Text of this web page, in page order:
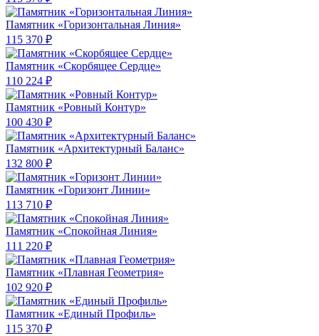
Памятник «Горизонтальная Линия»
115 370 ₽
Памятник «Скорбящее Сердце»
110 224 ₽
Памятник «Ровный Контур»
100 430 ₽
Памятник «Архитектурный Баланс»
132 800 ₽
Памятник «Горизонт Линии»
113 710 ₽
Памятник «Спокойная Линия»
111 220 ₽
Памятник «Плавная Геометрия»
102 920 ₽
Памятник «Единый Профиль»
115 370 ₽